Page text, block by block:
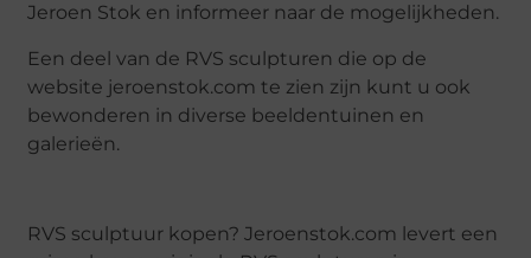
Jeroen Stok en informeer naar de mogelijkheden.
Een deel van de RVS sculpturen die op de
website jeroenstok.com te zien zijn kunt u ook
bewonderen in diverse beeldentuinen en
galerieën.
RVS sculptuur kopen? Jeroenstok.com levert een